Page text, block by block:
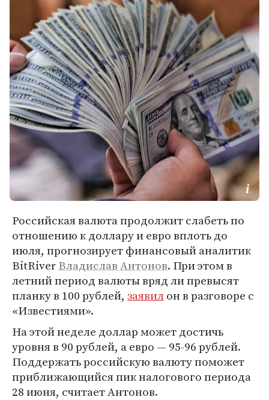
Российская валюта продолжит слабеть по
отношению к доллару и евро вплоть до
июля, прогнозирует финансовый аналитик
BitRiverВладислав Антонов. При этом в
летний период валюты вряд ли превысят
планку в 100 рублей, заявилон в разговоре с
«Известиями».
На этой неделе доллар может достичь
уровня в 90 рублей, а евро — 95-96 рублей.
Поддержать российскую валюту поможет
приближающийся пик налогового периода
28 июня, считает Антонов.